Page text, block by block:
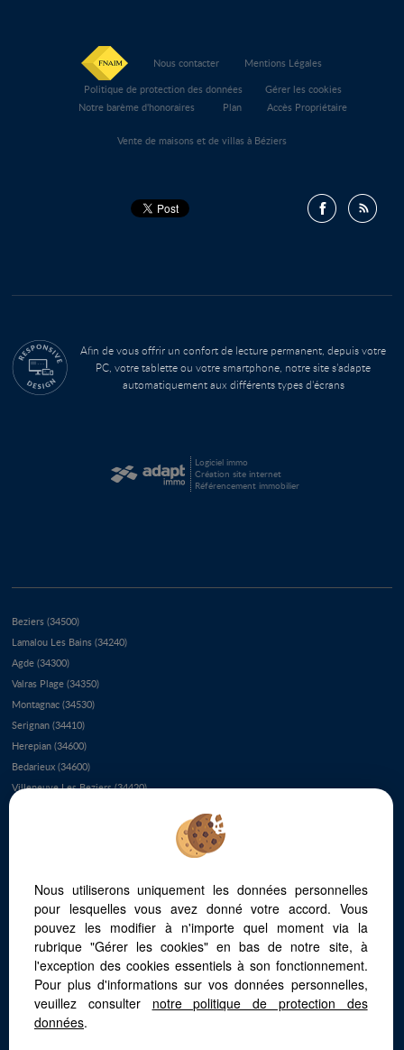
Nous contacter
Mentions Légales
Politique de protection des données
Gérer les cookies
Notre barème d'honoraires
Plan Accès Propriétaire
Vente de maisons et de villas à Béziers
Afin de vous offrir un confort de lecture permanent, depuis votre
PC, votre tablette ou votre smartphone, notre site s’adapte
automatiquement aux différents types d'écrans
Logiciel immo
Création site internet
Référencement immobilier
Beziers (34500)
Lamalou Les Bains (34240)
Agde (34300)
Valras Plage (34350)
Montagnac (34530)
Serignan (34410)
Herepian (34600)
Bedarieux (34600)
Villeneuve Les Beziers (34420)
Le Bousquet D'orb (34260)
Boujan Sur Libron (34760)
Vieussan (34390)
Servian (34290)
Saint Chinian (34360)
Puisserguier (34620)
Bassan (34290)
Nous utiliserons uniquement les données personnelles
pour lesquelles vous avez donné votre accord. Vous
pouvez les modifier à n'importe quel moment via la
rubrique "Gérer les cookies" en bas de notre site, à
l'exception des cookies essentiels à son fonctionnement.
Pour plus d'informations sur vos données personnelles,
veuillez consulter notre politique de protection des
données.